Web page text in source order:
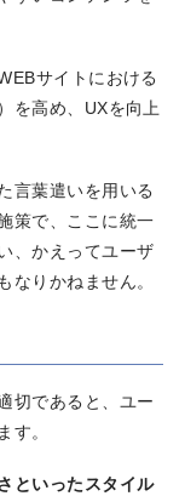
サイトにおける
を高め、UXを向上
言葉遣いを用いる
策で、ここに統一
、かえってユーザ
なりかねません。
切であると、ユー
す。
といったスタイル